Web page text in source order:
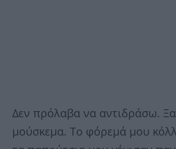
Δεν πρόλαβα να αντιδράσω.
μούσκεμα. Το φόρεμά μου